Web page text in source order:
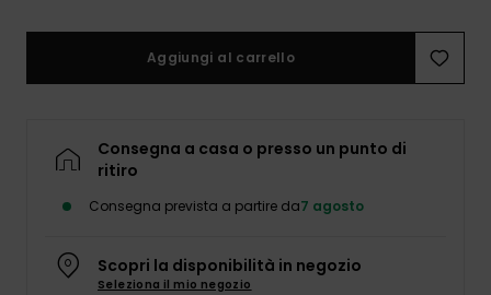
Aggiungi al carrello
Consegna a casa o presso un punto di
ritiro
Consegna prevista a partire da7 agosto
Scopri la disponibilità in negozio
Seleziona il mio negozio